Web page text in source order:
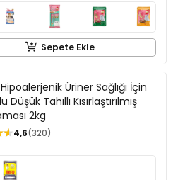
Sepete Ekle
Hipoalerjenik Üriner Sağlığı İçin
Düşük Tahıllı Kısırlaştırılmış
2kg
4,6 320